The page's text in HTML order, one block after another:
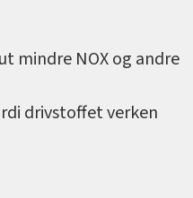
mindre NOX og andre
drivstoffet verken